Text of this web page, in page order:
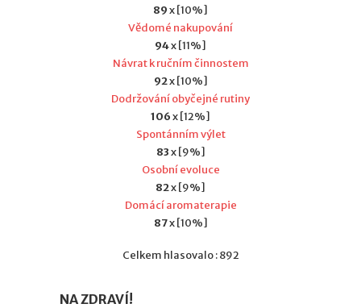
89x [10%]
Vědomé nakupování
94x [11%]
Návrat k ručním činnostem
92x [10%]
Dodržování obyčejné rutiny
106x [12%]
Spontánním výlet
83x [9%]
Osobní evoluce
82x [9%]
Domácí aromaterapie
87x [10%]
Celkem hlasovalo : 892
NA ZDRAVÍ!